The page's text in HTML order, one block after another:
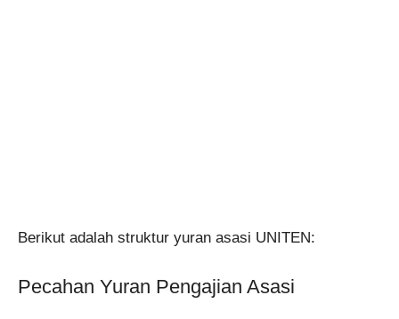
Berikut adalah struktur yuran asasi UNITEN:
Pecahan Yuran Pengajian Asasi